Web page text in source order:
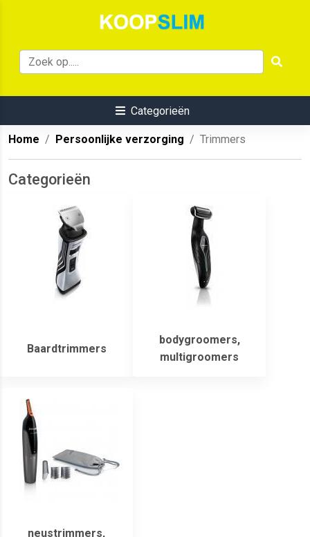
Categorieën
Home Persoonlijke verzorging Trimmers
Categorieën
Baardtrimmers
bodygroomers,
multigroomers
neustrimmers,